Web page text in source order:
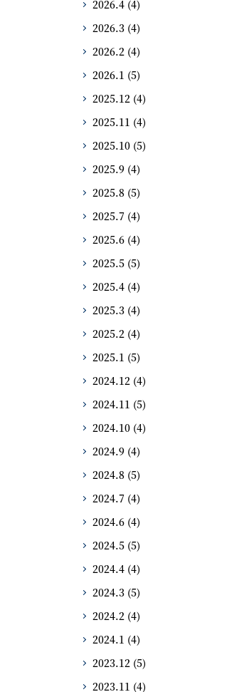
2026.4 (4)
2026.3 (4)
2026.2 (4)
2026.1 (5)
2025.12 (4)
2025.11 (4)
2025.10 (5)
2025.9 (4)
2025.8 (5)
2025.7 (4)
2025.6 (4)
2025.5 (5)
2025.4 (4)
2025.3 (4)
2025.2 (4)
2025.1 (5)
2024.12 (4)
2024.11 (5)
2024.10 (4)
2024.9 (4)
2024.8 (5)
2024.7 (4)
2024.6 (4)
2024.5 (5)
2024.4 (4)
2024.3 (5)
2024.2 (4)
2024.1 (4)
2023.12 (5)
2023.11 (4)